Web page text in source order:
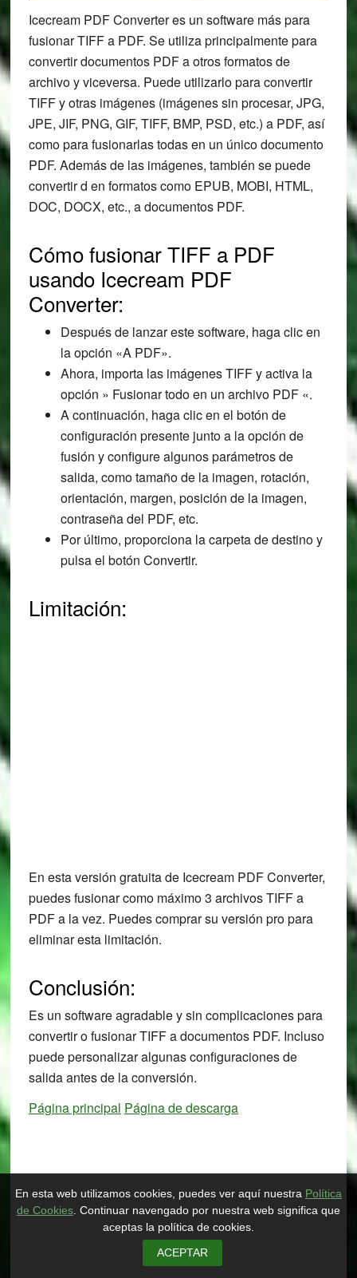
Icecream PDF Converter es un software más para
fusionar TIFF a PDF. Se utiliza principalmente para
convertir documentos PDF a otros formatos de
archivo y viceversa. Puede utilizarlo para convertir
TIFF y otras imágenes (imágenes sin procesar, JPG,
JPE, JIF, PNG, GIF, TIFF, BMP, PSD, etc.) a PDF, así
como para fusionarlas todas en un único documento
PDF. Además de las imágenes, también se puede
convertir d en formatos como EPUB, MOBI, HTML,
DOC, DOCX, etc., a documentos PDF.
Cómo fusionar TIFF a PDF
usando Icecream PDF
Converter:
Después de lanzar este software, haga clic en
la opción «A PDF».
Ahora, importa las imágenes TIFF y activa la
opción » Fusionar todo en un archivo PDF «.
A continuación, haga clic en el botón de
configuración presente junto a la opción de
fusión y configure algunos parámetros de
salida, como tamaño de la imagen, rotación,
orientación, margen, posición de la imagen,
contraseña del PDF, etc.
Por último, proporciona la carpeta de destino y
pulsa el botón Convertir.
Limitación:
En esta versión gratuita de Icecream PDF Converter,
puedes fusionar como máximo 3 archivos TIFF a
PDF a la vez. Puedes comprar su versión pro para
eliminar esta limitación.
Conclusión:
Es un software agradable y sin complicaciones para
convertir o fusionar TIFF a documentos PDF. Incluso
puede personalizar algunas configuraciones de
salida antes de la conversión.
Página principal Página de descarga
En esta web utilizamos cookies, puedes ver aquí nuestra Política
de Cookies. Continuar navengado por nuestra web significa que
aceptas la política de cookies.
ACEPTAR